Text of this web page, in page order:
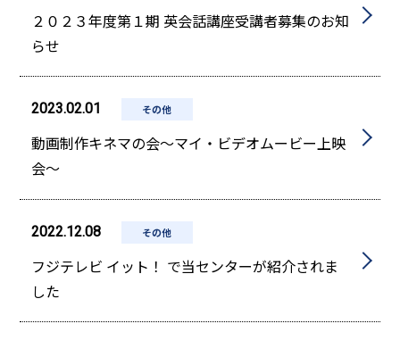
２０２３年度第１期 英会話講座受講者募集のお知
らせ
2023.02.01 その他
動画制作キネマの会～マイ・ビデオムービー上映
会～
2022.12.08 その他
フジテレビ イット！ で当センターが紹介されま
した